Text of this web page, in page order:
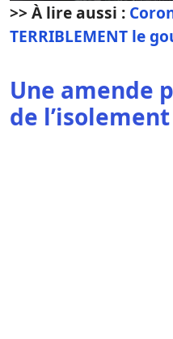
>> À lire aussi :
TERRIBLEMENT le
Une amende
de l’isolement